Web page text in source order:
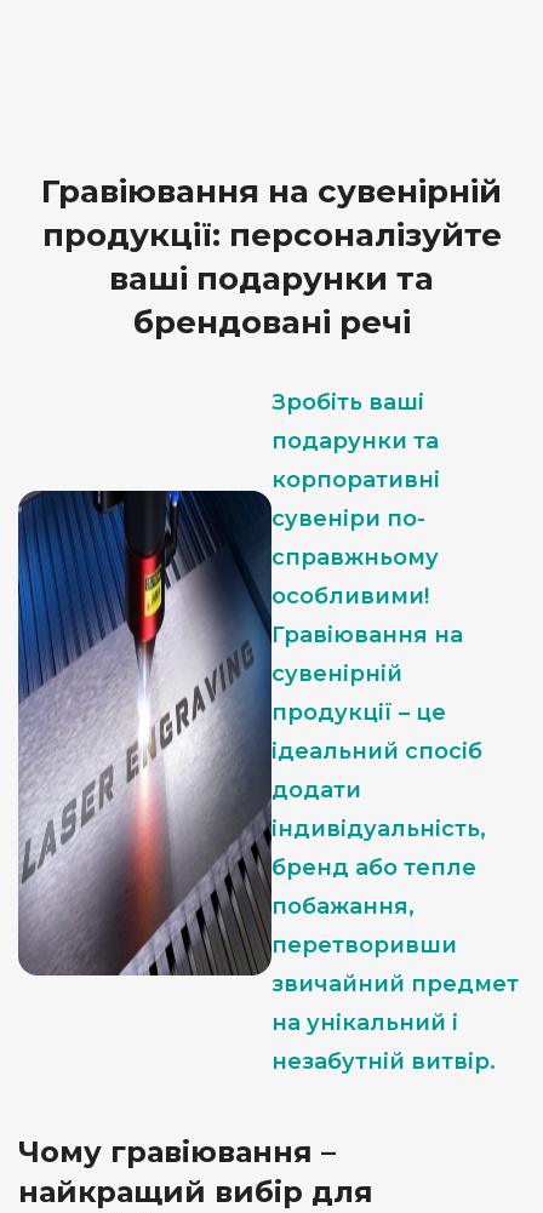
Гравіювання на сувенірній
продукції: персоналізуйте
ваші подарунки та
брендовані речі
Зробіть ваші
подарунки та
корпоративні
сувеніри по-
справжньому
особливими!
Гравіювання на
сувенірній
продукції – це
ідеальний спосіб
додати
індивідуальність,
бренд або тепле
побажання,
перетворивши
звичайний предмет
на унікальний і
незабутній витвір.
​Чому гравіювання –
найкращий вибір для